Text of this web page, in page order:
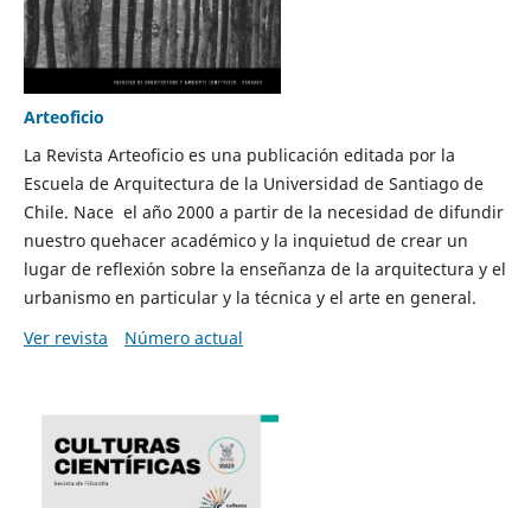
Arteoficio
La Revista Arteoficio es una publicación editada por la
Escuela de Arquitectura de la Universidad de Santiago de
Chile. Nace el año 2000 a partir de la necesidad de difundir
nuestro quehacer académico y la inquietud de crear un
lugar de reflexión sobre la enseñanza de la arquitectura y el
urbanismo en particular y la técnica y el arte en general.
Ver revista
Número actual